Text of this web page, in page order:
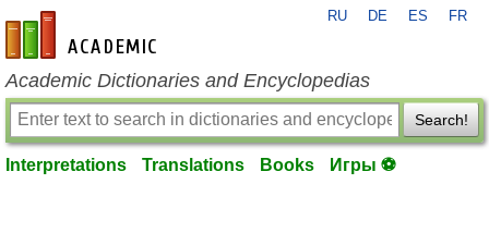
en-academic.com
RU DE ES FR
Academic Dictionaries and Encyclopedias
Search!
Interpretations Translations Books Игры ⚽